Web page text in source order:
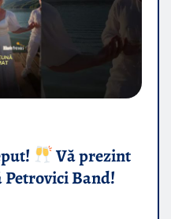
Vă prezint
Band!